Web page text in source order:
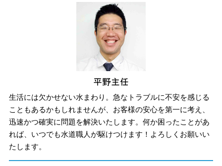
生活には欠かせない水まわり。急なトラブルに不安を感じる
こともあるかもしれませんが、お客様の安心を第一に考え、
迅速かつ確実に問題を解決いたします。何か困ったことがあ
れば、いつでも水道職人が駆けつけます！よろしくお願いい
たします。